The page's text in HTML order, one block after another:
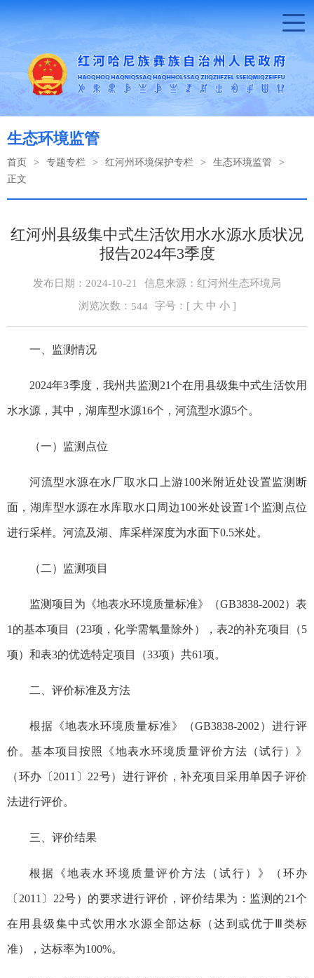
生态环境监管
首页 > 专题专栏 > 红河州环境保护专栏 > 生态环境监管
>
正文
红河州县级集中式生活饮用水水源水质状况
报告2024年3季度
发布日期：2024-10-21
信息来源：红河州生态环境局
浏览次数： 544 字号：[ 大 中 小]
一、监测情况
2024年3季度，我州共监测21个在用县级集中式生活饮用
水水源，其中，湖库型水源16个，河流型水源5个。
（一）监测点位
河流型水源在水厂取水口上游100米附近处设置监测断
面，湖库型水源在水库取水口周边100米处设置1个监测点位
进行采样。河流及湖、库采样深度为水面下0.5米处。
（二）监测项目
监测项目为《地表水环境质量标准》（GB3838-2002）表
1的基本项目（23项，化学需氧量除外），表2的补充项目（5
项）和表3的优选特定项目（33项）共61项。
二、评价标准及方法
根据《地表水环境质量标准》（GB3838-2002）进行评
价。基本项目按照《地表水环境质量评价方法（试行）》
（环办〔2011〕22号）进行评价，补充项目采用单因子评价
法进行评价。
三、评价结果
根据《地表水环境质量评价方法（试行）》（环办
〔2011〕22号）的要求进行评价，评价结果为：监测的21个
在用县级集中式饮用水水源全部达标（达到或优于Ⅲ类标
准），达标率为100%。